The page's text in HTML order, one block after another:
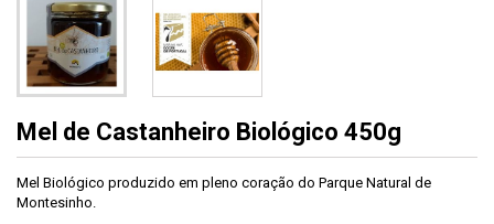
Mel de Castanheiro Biológico 450g
Mel Biológico produzido em pleno coração do Parque Natural de
Montesinho.